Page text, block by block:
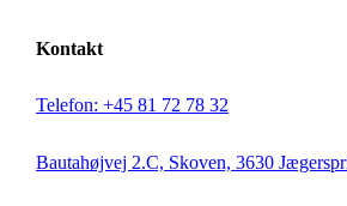
Kontakt
Telefon: +45 81 72 78 32
Bautahøjvej 2.C, Skoven, 3630